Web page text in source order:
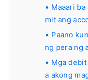
Maaari
mit ang
Paano
ng pera ng
Mga
a akong